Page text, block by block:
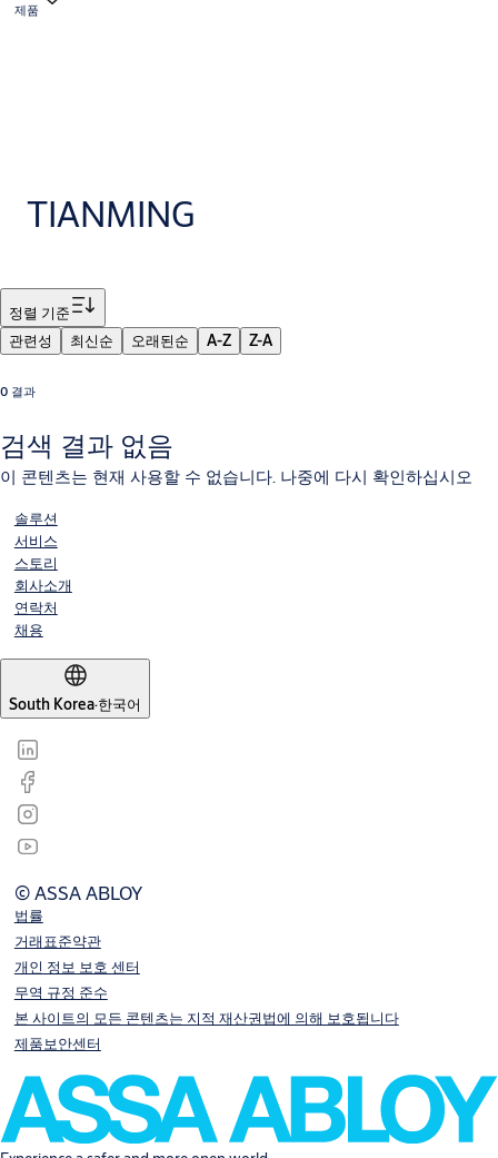
제품
TIANMING
터
정렬 기준
관련성
최신순 오래된순 A-Z Z-A
0 결과
검색 결과 없음
이 콘텐츠는 현재 사용할 수 없습니다. 나중에 다시 확인하십시오
솔루션
서비스
스토리
회사소개
연락처
채용
South Korea·한국어
© ASSA ABLOY
법률
거래표준약관
개인 정보 보호 센터
무역 규정 준수
본 사이트의 모든 콘텐츠는 지적 재산권법에 의해 보호됩니다
제품보안센터